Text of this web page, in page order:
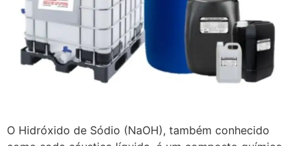
O Hidróxido de Sódio (NaOH), também conhecido